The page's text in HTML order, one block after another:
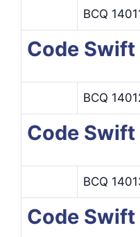
BCQ
Code Swift
BCQ
Code Swift
BCQ
Code Swift